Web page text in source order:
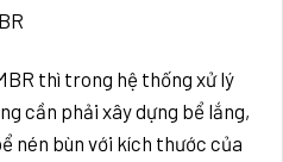
thì trong hệ thống xử lý
cần phải xây dựng bể lắng,
nén bùn với kích thước của